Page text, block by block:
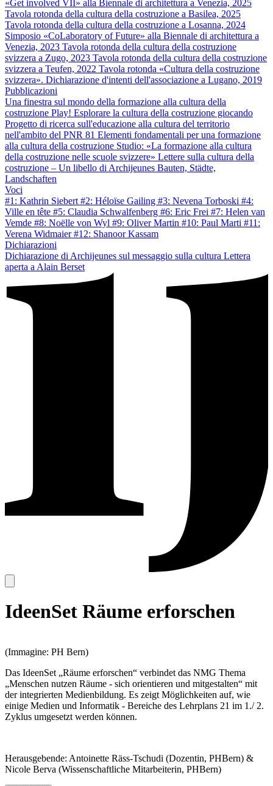
«Get involved VII» alla Biennale di architettura a Venezia, 2025
Tavola rotonda della cultura della costruzione a Basilea, 2025
Tavola rotonda della cultura della costruzione a Losanna, 2024
Simposio «CoLaboratory of Future» alla Biennale di architettura a
Venezia, 2023 Tavola rotonda della cultura della costruzione
svizzera a Zugo, 2023 Tavola rotonda della cultura della costruzione
svizzera a Teufen, 2022 Tavola rotonda «Cultura della costruzione
svizzera». Dichiarazione d'intenti dell'associazione a Lugano, 2019
Pubblicazioni
Una finestra sul mondo della formazione alla cultura della
costruzione Play! Esplorare la cultura della costruzione giocando
Progetto di ricerca sull'educazione alla cultura del territorio
nell'ambito del PNR 81 Elementi fondamentali per una formazione
alla cultura della costruzione Studio: «La formazione alla cultura
della costruzione nelle scuole svizzere» Lettere sulla cultura della
costruzione – Un libello di Archijeunes Bauten, Städte,
Landschaften
Voci
#1: Kathrin Siebert #2: Héloïse Gailing #3: Nevena Torboski #4:
Ville en tête #5: Claudia Schwalfenberg #6: Eric Frei #7: Helen van
Vemde #8: Noëlle von Wyl #9: Oliver Martin #10: Paul Marti #11:
Verena Widmaier#12: Shanoor Kassam
Dichiarazioni
Dichiarazione di Archijeunes sul messaggio sulla cultura Lettera
aperta a Alain Berset
IdeenSet Räume erforschen
(Immagine: PH Bern)
Das IdeenSet „Räume erforschen“ verbindet das NMG Thema
„Menschen nutzen Räume - sich orientieren und mitgestalten“ mit
der integrierten Medienbildung. Es zeigt Möglichkeiten auf, wie
einige Medien und Informatik - Bereiche des Lehrplans 21 im 1./ 2.
Zyklus umgesetzt werden können.
Herausgebende: Antoinette Räss-Tschudi (Dozentin, PHBern) &
Nicole Berva (Wissenschaftliche Mitarbeiterin, PHBern)